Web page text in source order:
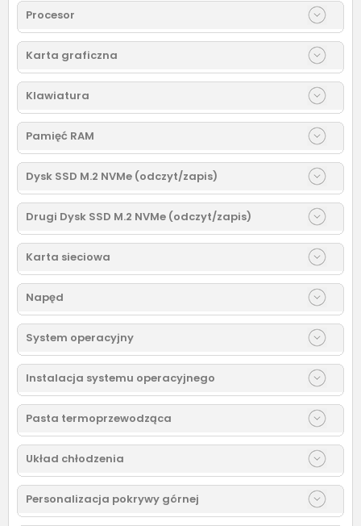
Procesor
Karta graficzna
Klawiatura
Pamięć RAM
Dysk SSD M.2 NVMe (odczyt/zapis)
Drugi Dysk SSD M.2 NVMe (odczyt/zapis)
Karta sieciowa
Napęd
System operacyjny
Instalacja systemu operacyjnego
Pasta termoprzewodząca
Układ chłodzenia
Personalizacja pokrywy górnej